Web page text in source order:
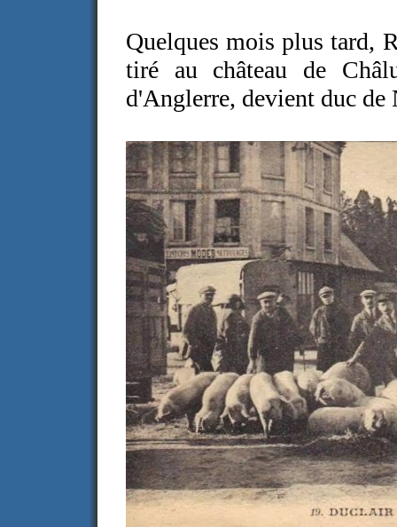
Quelques mois plus tard,
tiré au château de
d'Anglerre, devient duc de